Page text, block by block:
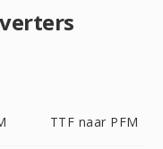
TTF naar PFM